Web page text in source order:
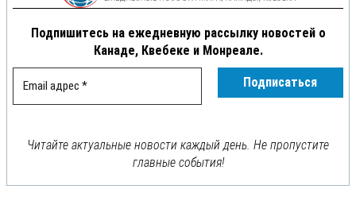
Подпишитесь на ежедневную рассылку новостей о
Канаде, Квебеке и Монреале.
Читайте актуальные новости каждый день. Не пропустите
главные события!